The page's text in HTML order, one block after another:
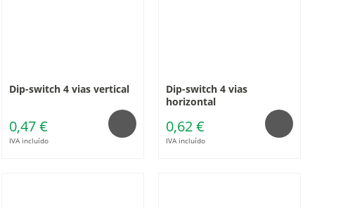
Dip-switch 4 vias vertical
0,47 €
IVA incluído
Dip-switch 4 vias
horizontal
0,62 €
IVA incluído